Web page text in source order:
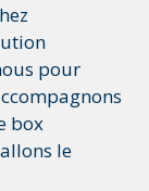
pour
box
le